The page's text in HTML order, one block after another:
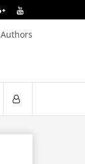
Authors